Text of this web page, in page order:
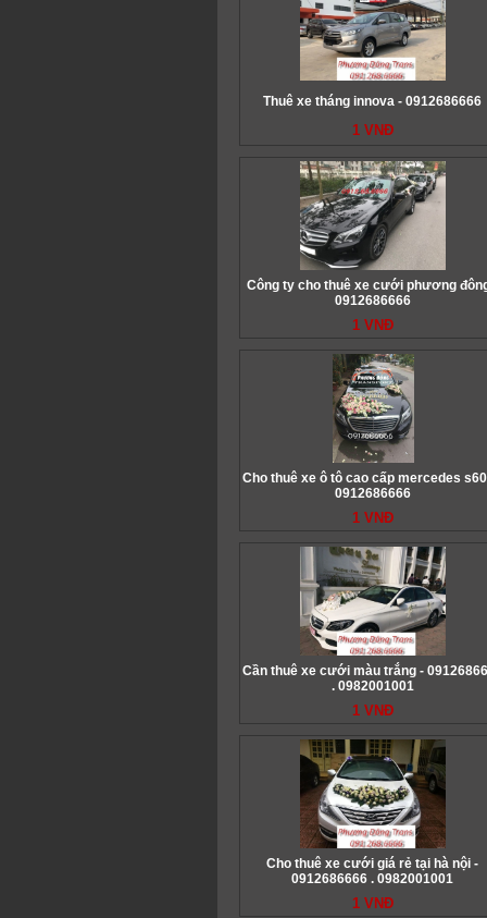
Thuê xe tháng innova - 0912686666
1 VNĐ
Công ty cho thuê xe cưới phương
0912686666
1 VNĐ
Cho thuê xe ô tô cao cấp mercedes
0912686666
1 VNĐ
Cần thuê xe cưới màu trắng -
. 0982001001
1 VNĐ
Cho thuê xe cưới giá rẻ tại hà nội -
0912686666 . 0982001001
1 VNĐ